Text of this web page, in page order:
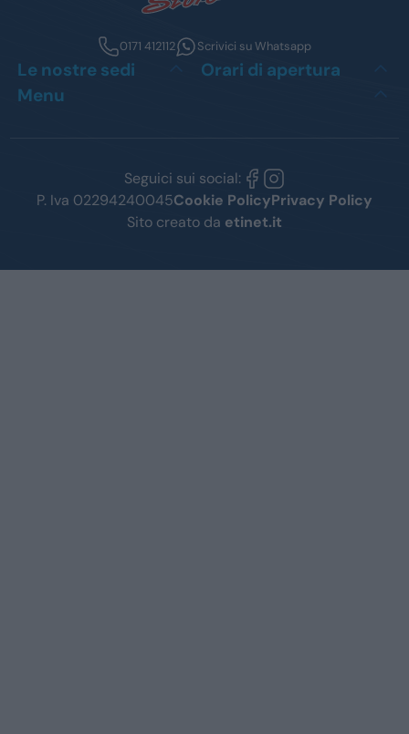
0171 412112 Scrivici su Whatsapp
Le nostre sedi
Orari di apertura
Menu
Seguici sui social:
P. Iva 02294240045Cookie PolicyPrivacy Policy
Sito creato da etinet.it